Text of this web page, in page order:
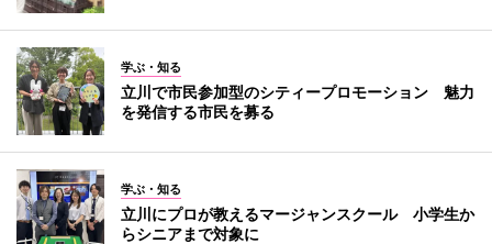
学ぶ・知る
立川で市民参加型のシティープロモーション 魅力
を発信する市民を募る
学ぶ・知る
立川にプロが教えるマージャンスクール 小学生か
らシニアまで対象に